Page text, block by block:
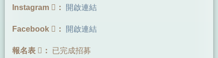
Instagram ： 開啟連結
Facebook ： 開啟連結
報名表 ： 已完成招募